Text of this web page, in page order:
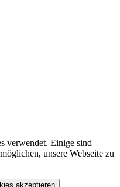
verwendet. Einige sind
unsere Webseite zu
akzeptieren